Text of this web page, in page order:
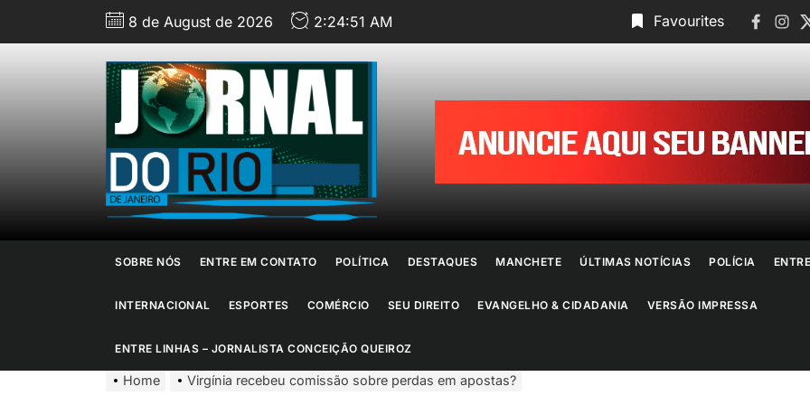
8 de August de 2026 2:24:52 AM Favourites
Jornal
do
Rio
de
Janeiro
SOBRE NÓS ENTRE EM CONTATO POLÍTICA DESTAQUES MANCHETE ÚLTIMAS NOTÍCIAS POLÍCIA
INTERNACIONAL ESPORTES COMÉRCIO SEU DIREITO EVANGELHO & CIDADANIA VERSÃO IMPRESSA
ENTRE LINHAS – JORNALISTA CONCEIÇÃO QUEIROZ
Home Virgínia recebeu comissão sobre perdas em apostas?